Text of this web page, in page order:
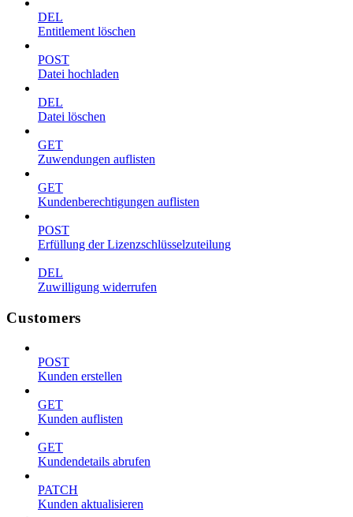
DEL
Entitlement löschen
POST
Datei hochladen
DEL
Datei löschen
GET
Zuwendungen auflisten
GET
Kundenberechtigungen auflisten
POST
Erfüllung der Lizenzschlüsselzuteilung
DEL
Zuwilligung widerrufen
Customers
POST
Kunden erstellen
GET
Kunden auflisten
GET
Kundendetails abrufen
PATCH
Kunden aktualisieren